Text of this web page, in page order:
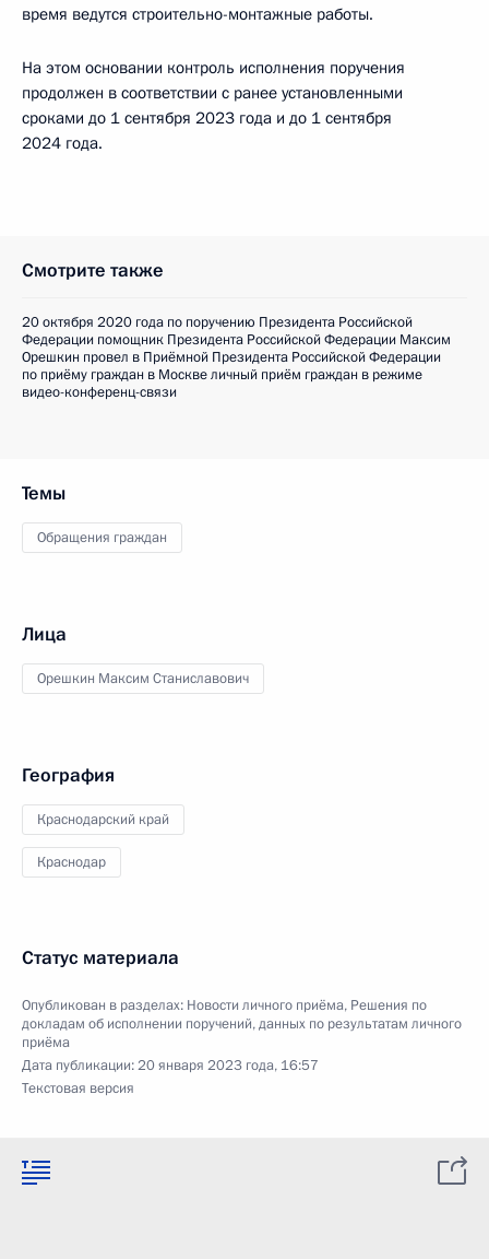
время ведутся строительно-монтажные работы.
На этом основании контроль исполнения поручения
продолжен в соответствии с ранее установленными
сроками до 1 сентября 2023 года и до 1 сентября
2024 года.
Смотрите также
20 октября 2020 года по поручению Президента Российской
Федерации помощник Президента Российской Федерации Максим
Орешкин провел в Приёмной Президента Российской Федерации
по приёму граждан в Москве личный приём граждан в режиме
видео-конференц-связи
Темы
Обращения граждан
Лица
Орешкин Максим Станиславович
География
Краснодарский край
Краснодар
Статус материала
Опубликован в разделах: Новости личного приёма, Решения по
докладам об исполнении поручений, данных по результатам личного
приёма
Дата публикации:20 января 2023 года, 16:57
Текстовая версия